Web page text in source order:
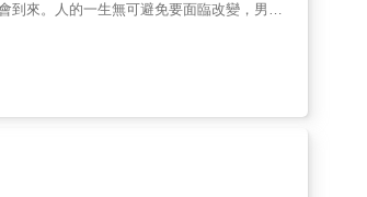
生的重大轉折，指引讀者善加利用終點與新
梅琳達第一次公開寫出她生命中的重大轉
活共創共善協會理事長 詹慶齡／資深媒體
間心理諮商所所長 顧燕翎／前婦女新知基金